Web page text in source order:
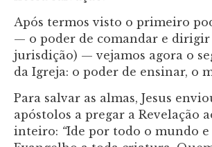
Após termos visto o primeiro
— o poder de comandar e dirigir
jurisdição) — vejamos agora o
da Igreja: o poder de ensinar, o
Para salvar as almas, Jesus
apóstolos a pregar a Revelação
inteiro: “Ide por todo o mundo e